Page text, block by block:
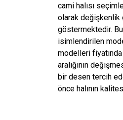
cami halısı
olarak değişkenlik
göstermektedir. Bu
isimlendirilen
modelleri
aralığının
bir desen tercih
önce halının